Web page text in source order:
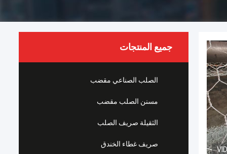
جميع المنتجات
الصلب الصناعي مقضب
مسنن الصلب مقضب
الثقيلة صريف الصلب
صريف غطاء الخندق